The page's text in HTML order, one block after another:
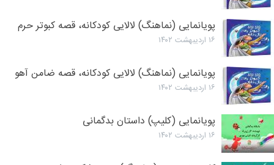
پویانمایی (نماهنگ) لالایی کودکانه، قصه کبوتر حرم
۱۶ اردیبهشت ۱۴۰۲
پویانمایی (نماهنگ) لالایی کودکانه، قصه ضامن آهو
۱۶ اردیبهشت ۱۴۰۲
پویانمایی (کلیپ) داستان بدگمانی
۱۶ اردیبهشت ۱۴۰۲